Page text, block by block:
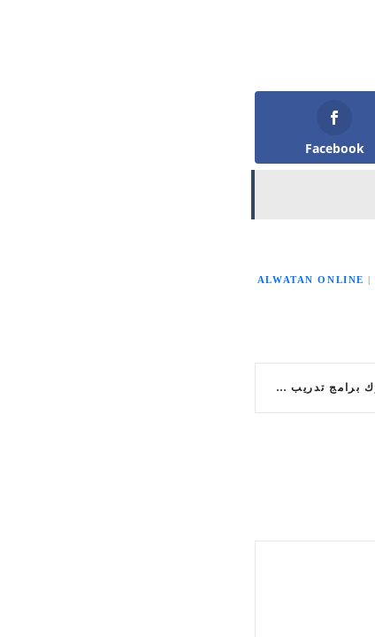
Facebook
ALWATAN ONLINE |
تبدأ الزكاة والضريبة والجمارك برامج تدريب جديدة لحديثي التخرج (أمين-بناء الكفاءات)